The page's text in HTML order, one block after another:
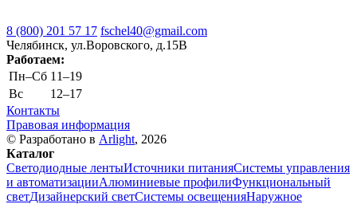
8 (800) 201 57 17 fschel40@gmail.com
Челябинск, ул.Воровского, д.15В
Работаем:
Пн–Cб 11–19
Вс
12–17
Контакты
Правовая информация
© Разработано в Arlight, 2026
Каталог
Светодиодные лентыИсточники питанияСистемы управления
и автоматизацииАлюминиевые профилиФункциональный
светДизайнерский светСистемы освещенияНаружное